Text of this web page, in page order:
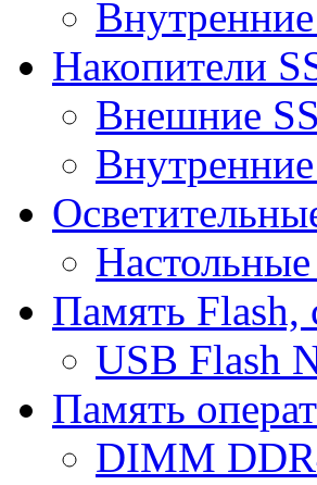
Накопители
Внешние
Память Flash,
USB Flash
Память
DIMM